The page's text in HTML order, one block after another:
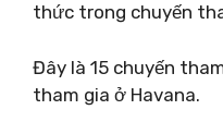
thức trong chuyến
Đây là 15 chuyến
tham gia ở Havana.